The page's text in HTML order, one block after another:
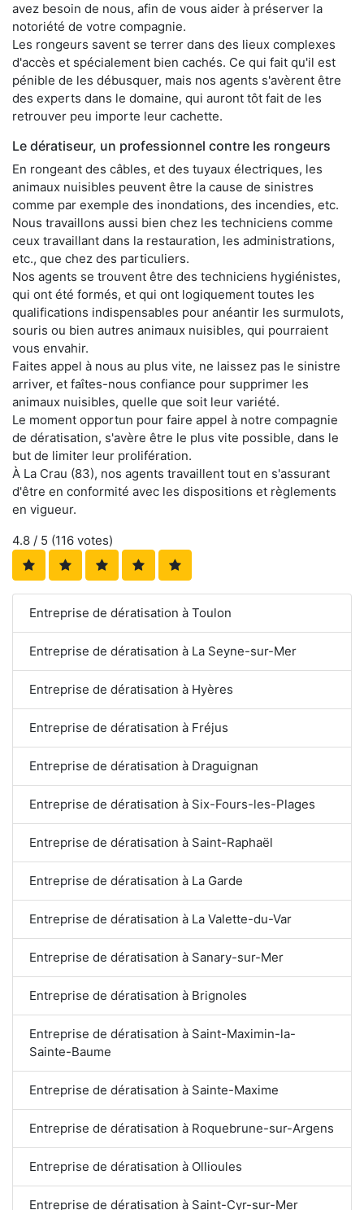
avez besoin de nous, afin de vous aider à préserver la
notoriété de votre compagnie.
Les rongeurs savent se terrer dans des lieux complexes
d'accès et spécialement bien cachés. Ce qui fait qu'il est
pénible de les débusquer, mais nos agents s'avèrent être
des experts dans le domaine, qui auront tôt fait de les
retrouver peu importe leur cachette.
Le dératiseur, un professionnel contre les rongeurs
En rongeant des câbles, et des tuyaux électriques, les
animaux nuisibles peuvent être la cause de sinistres
comme par exemple des inondations, des incendies, etc.
Nous travaillons aussi bien chez les techniciens comme
ceux travaillant dans la restauration, les administrations,
etc., que chez des particuliers.
Nos agents se trouvent être des techniciens hygiénistes,
qui ont été formés, et qui ont logiquement toutes les
qualifications indispensables pour anéantir les surmulots,
souris ou bien autres animaux nuisibles, qui pourraient
vous envahir.
Faites appel à nous au plus vite, ne laissez pas le sinistre
arriver, et faîtes-nous confiance pour supprimer les
animaux nuisibles, quelle que soit leur variété.
Le moment opportun pour faire appel à notre compagnie
de dératisation, s'avère être le plus vite possible, dans le
but de limiter leur prolifération.
À La Crau (83), nos agents travaillent tout en s'assurant
d'être en conformité avec les dispositions et règlements
en vigueur.
4.8 / 5 (116 votes)
Entreprise de dératisation à Toulon
Entreprise de dératisation à La Seyne-sur-Mer
Entreprise de dératisation à Hyères
Entreprise de dératisation à Fréjus
Entreprise de dératisation à Draguignan
Entreprise de dératisation à Six-Fours-les-Plages
Entreprise de dératisation à Saint-Raphaël
Entreprise de dératisation à La Garde
Entreprise de dératisation à La Valette-du-Var
Entreprise de dératisation à Sanary-sur-Mer
Entreprise de dératisation à Brignoles
Entreprise de dératisation à Saint-Maximin-la-
Sainte-Baume
Entreprise de dératisation à Sainte-Maxime
Entreprise de dératisation à Roquebrune-sur-Argens
Entreprise de dératisation à Ollioules
Entreprise de dératisation à Saint-Cyr-sur-Mer